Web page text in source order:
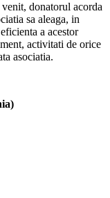
donatorul acorda
sa aleaga, in
a acestor
activitati de orice
asociatia.